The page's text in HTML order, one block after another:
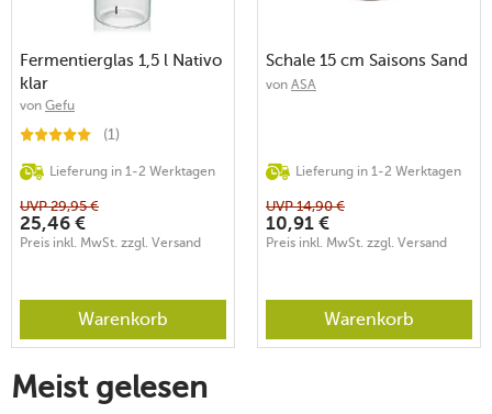
Fermentierglas 1,5 l Nativo
klar
von Gefu
(1)
Lieferung in 1-2 Werktagen
UVP29,95 €
25,46 €
Preis inkl. MwSt. zzgl. Versand
Warenkorb
Schale 15 cm Saisons Sand
von ASA
Lieferung in 1-2 Werktagen
UVP14,90 €
10,91 €
Preis inkl. MwSt. zzgl. Versand
Warenkorb
Meist gelesen